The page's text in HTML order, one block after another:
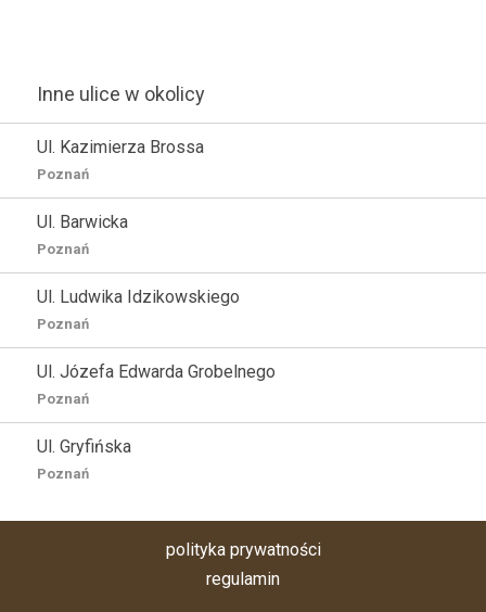
Inne ulice w okolicy
Ul. Kazimierza Brossa
Poznań
Ul. Barwicka
Poznań
Ul. Ludwika Idzikowskiego
Poznań
Ul. Józefa Edwarda Grobelnego
Poznań
Ul. Gryfińska
Poznań
polityka prywatności
regulamin